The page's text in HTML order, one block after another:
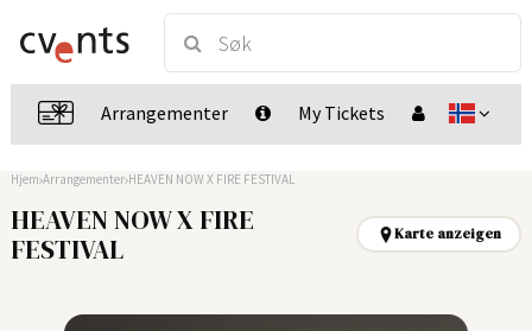
Arrangementer My Tickets
Hjem Arrangementer HEAVEN NOW X FIRE FESTIVAL
HEAVEN NOW X FIRE
FESTIVAL
Karte anzeigen